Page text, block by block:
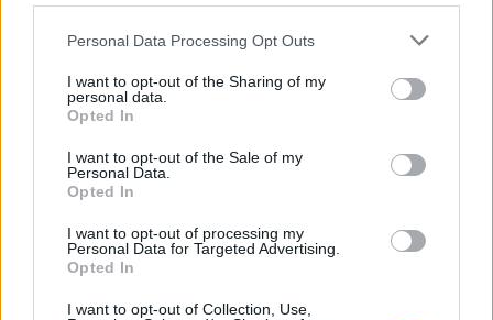
Personal Data Processing Opt Outs
I want to opt-out of the Sharing of my
personal data.
Opted In
I want to opt-out of the Sale of my
Personal Data.
Opted In
I want to opt-out of processing my
Personal Data for Targeted Advertising.
Opted In
I want to opt-out of Collection, Use,
Sagittario
Quando il Sole si trova in Gemelli, vostra
settima casa natale, dovete cercare di
approfondire le vostre relazioni personali con
gli altri. Una delle relazioni più importanti è
quella matrimoniale, sia essa legalizzata o
unione libera. È arrivato il momento di parlare
e di chiarire, se c'è qualcosa che non vi